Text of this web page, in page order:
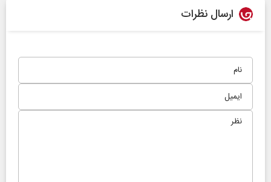
ارسال نظرات